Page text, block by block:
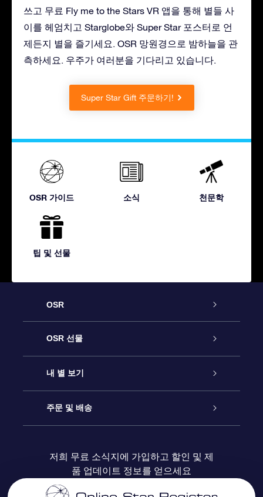
쓰고 무료 Fly me to the Stars VR 앱을 통해 별들 사
이를 헤엄치고 Starglobe와 Super Star 포스터로 언
제든지 별을 즐기세요. OSR 망원경으로 밤하늘을 관
측하세요. 우주가 여러분을 기다리고 있습니다.
Super Star Gift 주문하기!
OSR 가이드 소식 천문학
팁 및 선물
OSR
고객 서비스
연락처
블로그
OSR 선물
온라인 별 선물
OSR 선물 팩
OSR 상품권
내 별 보기
Star Register
맞춤 별 페이지
주문 및 배송
결제 정보
저희 무료 소식지에 가입하고 할인 및 제
품 업데이트 정보를 얻으세요